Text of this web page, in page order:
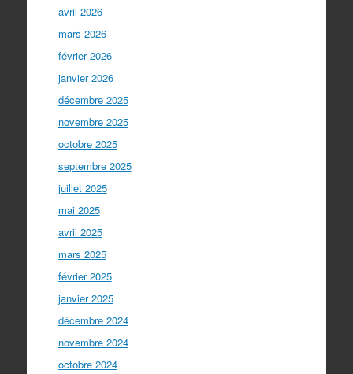
avril 2026
mars 2026
février 2026
janvier 2026
décembre 2025
novembre 2025
octobre 2025
septembre 2025
juillet 2025
mai 2025
avril 2025
mars 2025
février 2025
janvier 2025
décembre 2024
novembre 2024
octobre 2024